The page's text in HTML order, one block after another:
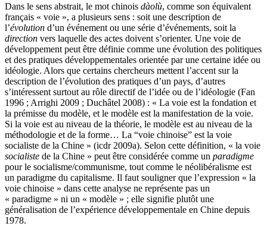
Dans le sens abstrait, le mot chinois dàolù, comme son équivalent
français « voie », a plusieurs sens : soit une description de
l’évolution d’un événement ou une série d’événements, soit la
direction vers laquelle des actes doivent s’orienter. Une voie de
développement peut être définie comme une évolution des politiques
et des pratiques développementales orientée par une certaine idée ou
idéologie. Alors que certains chercheurs mettent l’accent sur la
description de l’évolution des pratiques d’un pays, d’autres
s’intéressent surtout au rôle directif de l’idée ou de l’idéologie (Fan
1996 ; Arrighi 2009 ; Duchâtel 2008) : « La voie est la fondation et
la prémisse du modèle, et le modèle est la manifestation de la voie.
Si la voie est au niveau de la théorie, le modèle est au niveau de la
méthodologie et de la forme… La “voie chinoise” est la voie
socialiste de la Chine » (icdr2009a). Selon cette définition, « la voie
socialiste de la Chine » peut être considérée comme un paradigme
pour le socialisme/communisme, tout comme le néolibéralisme est
un paradigme du capitalisme. Il faut souligner que l’expression « la
voie chinoise » dans cette analyse ne représente pas un
« paradigme » ni un « modèle » ; elle signifie plutôt une
généralisation de l’expérience développementale en Chine depuis
1978.